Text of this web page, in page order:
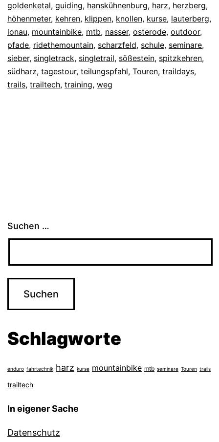
goldenketal, guiding, hanskühnenburg, harz, herzberg,
höhenmeter, kehren, klippen, knollen, kurse, lauterberg,
lonau, mountainbike, mtb, nasser, osterode, outdoor,
pfade, ridethemountain, scharzfeld, schule, seminare,
sieber, singletrack, singletrail, sößestein, spitzkehren,
südharz, tagestour, teilungspfahl, Touren, traildays,
trails, trailtech, training, weg
Suchen …
Schlagworte
enduro fahrtechnik harz kurse mountainbike mtb seminare Touren trails
trailtech
In eigener Sache
Datenschutz